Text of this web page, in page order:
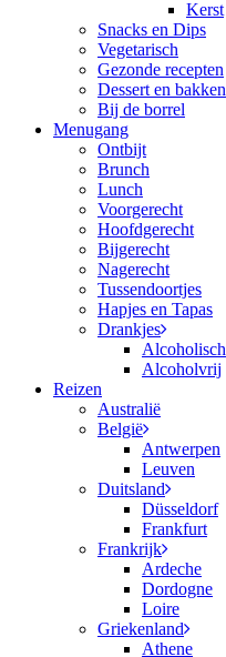
Kerst
Snacks en Dips
Vegetarisch
Gezonde recepten
Dessert en bakken
Bij de borrel
Menugang
Ontbijt
Brunch
Lunch
Voorgerecht
Hoofdgerecht
Bijgerecht
Nagerecht
Tussendoortjes
Hapjes en Tapas
Drankjes
Alcoholisch
Alcoholvrij
Reizen
Australië
België
Antwerpen
Leuven
Duitsland
Düsseldorf
Frankfurt
Frankrijk
Ardeche
Dordogne
Loire
Griekenland
Athene